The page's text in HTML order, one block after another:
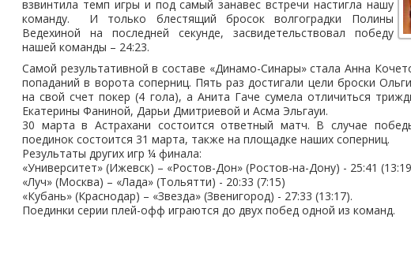
взвинтила темп игры и под самый занавес встречи настигла нашу
команду. И только блестящий бросок волгоградки Полины
Ведехиной на последней секунде, засвидетельствовал победу
нашей команды – 24:23.
Самой результативной в составе «Динамо-Синары» стала Анна
попаданий в ворота соперниц. Пять раз достигали цели броски
на свой счет покер (4 гола), а Анита Гаче сумела отличиться
Екатерины Фаниной, Дарьи Дмитриевой и Асма Эльгауи.
30 марта в Астрахани состоится ответный матч. В случае
поединок состоится 31 марта, также на площадке наших соперниц.
Результаты других игр ¼ финала:
«Университет» (Ижевск) – «Ростов-Дон» (Ростов-на-Дону) - 25:41
«Луч» (Москва) – «Лада» (Тольятти) - 20:33 (7:15)
«Кубань» (Краснодар) – «Звезда» (Звенигород) - 27:33 (13:17).
Поединки серии плей-офф играются до двух побед одной из команд.